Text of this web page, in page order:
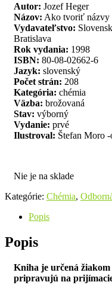
Autor: Jozef Heger
Názov: Ako tvoriť názvy
Vydavateľstvo:
Bratislava
Rok vydania: 1998
ISBN: 80-08-02662-6
Jazyk: slovenský
Počet strán: 208
Kategória: chémia
Väzba: brožovaná
Stav: výborný
Vydanie: prvé
Ilustroval: Štefan Moro -
Nie je na sklade
Kategórie: Chémia,
Popis
Popis
Kniha je určená
pripravujú na